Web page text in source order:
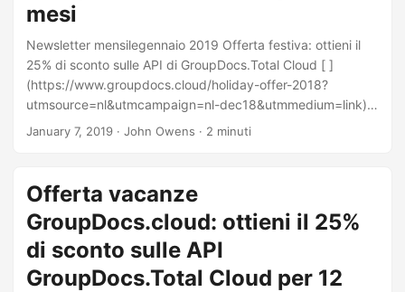
mesi
Newsletter mensilegennaio 2019 Offerta festiva: ottieni il
25% di sconto sulle API di GroupDocs.Total Cloud [ ]
(https://www.groupdocs.cloud/holiday-offer-2018?
utmsource=nl&utmcampaign=nl-dec18&utmmedium=link)
GroupDocs.Total Cloud riunisce tutte le API di GroupDocs in
rende ancora più conveniente offrendoti uno sconto del
25% su GroupDocs.Total Cloud. Basta inserire il codice
coupon HOLOFF2018 al momento dell’ordine. [ ]
(https://www.groupdocs.cloud/holiday-offer-2018 ?
utmsource=nl&utmcampaign=nl-jan19&utmmedium=link)
Questa offerta è disponibile solo sui nuovi acquisti
January 7, 2019 · John Owens · 2 minuti
Offerta vacanze
GroupDocs.cloud: ottieni il 25%
di sconto sulle API
GroupDocs.Total Cloud per 12